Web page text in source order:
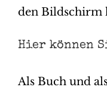
den Bildschirm
Hier können
Als Buch und